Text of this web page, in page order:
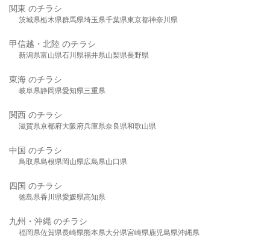
関東 のチラシ
茨城県栃木県群馬県埼玉県千葉県東京都神奈川県
甲信越・北陸 のチラシ
新潟県富山県石川県福井県山梨県長野県
東海 のチラシ
岐阜県静岡県愛知県三重県
関西 のチラシ
滋賀県京都府大阪府兵庫県奈良県和歌山県
中国 のチラシ
鳥取県島根県岡山県広島県山口県
四国 のチラシ
徳島県香川県愛媛県高知県
九州・沖縄 のチラシ
福岡県佐賀県長崎県熊本県大分県宮崎県鹿児島県沖縄県